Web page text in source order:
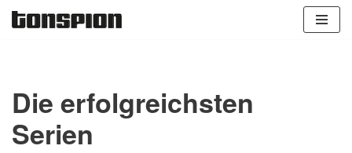
Die erfolgreichsten
Serien